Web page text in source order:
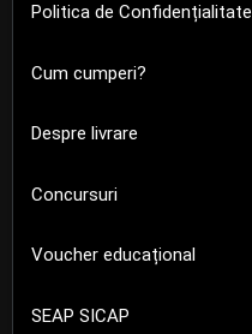
Politica de Confidențialitate
Cum cumperi?
Despre livrare
Concursuri
Voucher educațional
SEAP SICAP